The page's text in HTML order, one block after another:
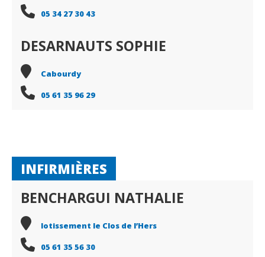
05 34 27 30 43
DESARNAUTS SOPHIE
Cabourdy
05 61 35 96 29
INFIRMIÈRES
BENCHARGUI NATHALIE
lotissement le Clos de l’Hers
05 61 35 56 30